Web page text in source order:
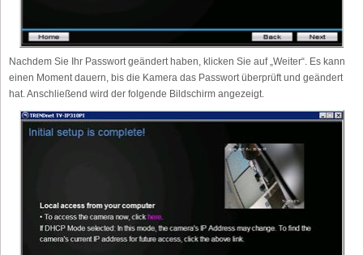
Nachdem Sie Ihr Passwort geändert haben, klicken Sie auf „Weiter“. Es kann
einen Moment dauern, bis die Kamera das Passwort überprüft und geändert
hat. Anschließend wird der folgende Bildschirm angezeigt.